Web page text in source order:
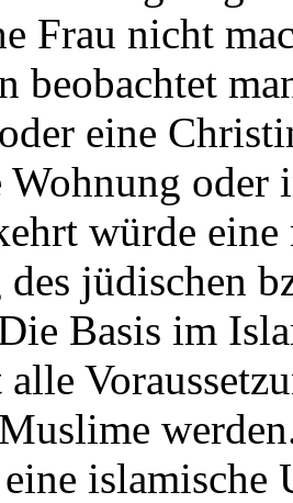
Frau nicht
beobachtet
eine
oder
würde
jüdischen
Basis im
islamische